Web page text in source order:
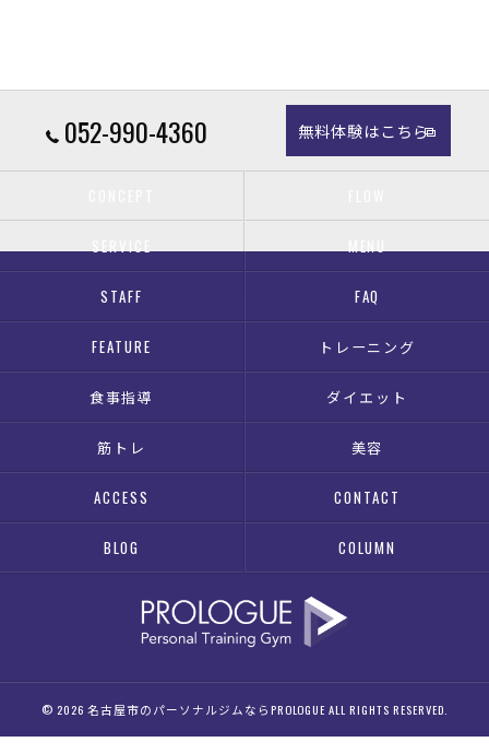
052-990-4360 無料体験はこちら
SERVICE MENU
STAFF FAQ
FEATURE トレーニング
食事指導 ダイエット
筋トレ 美容
ACCESS CONTACT
BLOG COLUMN
© 2026 名古屋市のパーソナルジムならPROLOGUE ALL RIGHTS RESERVED.